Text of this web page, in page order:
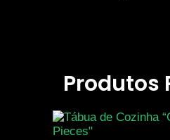
Produtos
interesses e
enquanto visitas
o nosso site, vai